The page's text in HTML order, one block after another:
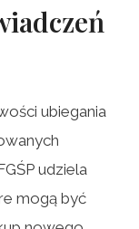
ubiegania
udziela
mogą być